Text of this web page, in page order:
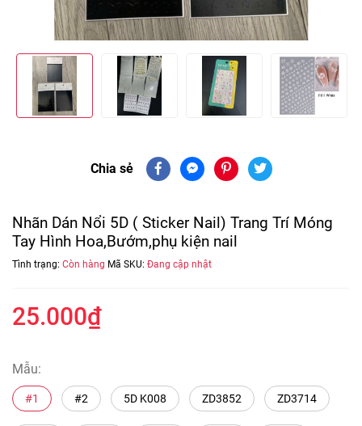
Chia sẻ
Nhãn Dán Nổi 5D ( Sticker Nail) Trang Trí Móng
Tay Hình Hoa,Bướm,phụ kiện nail
Tình trạng: Còn hàng Mã SKU: Đang cập nhật
25.000₫
Mẫu:
#1 #2 5D K008 ZD3852 ZD3714